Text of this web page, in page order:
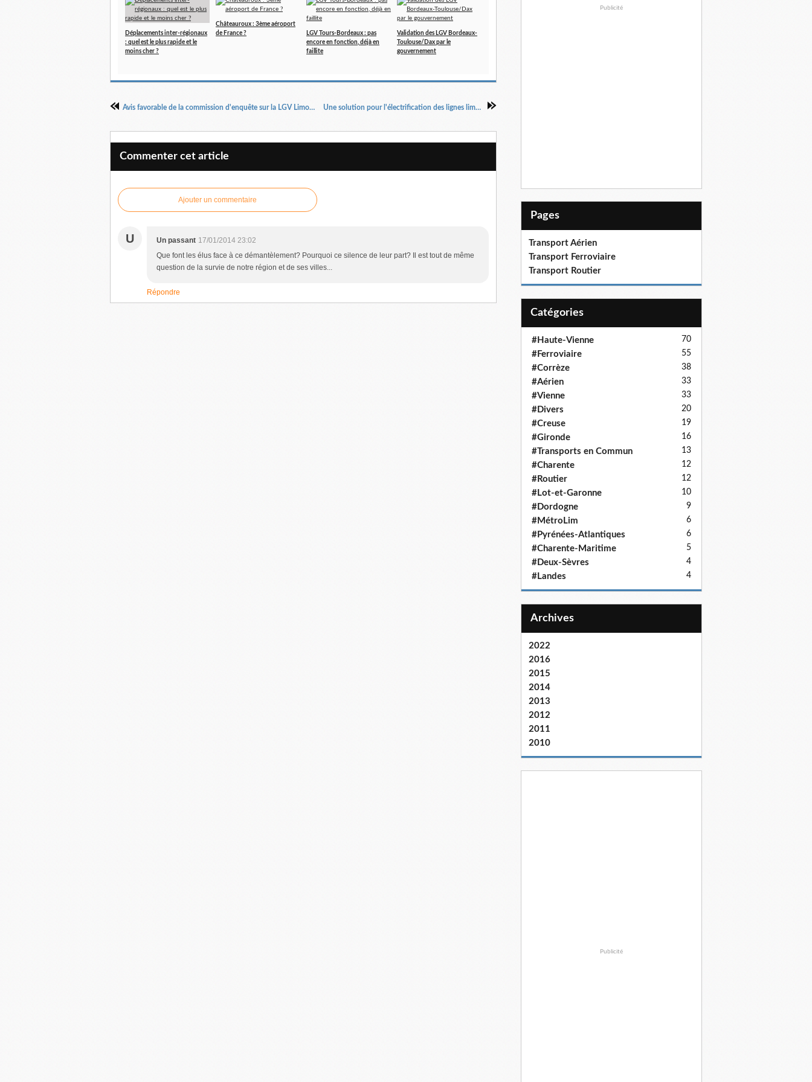
Déplacements inter-régionaux
: quel est le plus rapide et le
moins cher ?
Châteauroux : 3ème aéroport
de France ?
LGV Tours-Bordeaux : pas
encore en fonction, déjà en
faillite
Validation des LGV Bordeaux-
Toulouse/Dax par le
gouvernement
Avis favorable de la commission d'enquête sur la LGV Limoges-Poitiers Une solution pour l'électrification des lignes limougeaudes
Commenter cet article
Ajouter un commentaire
U Un passant 17/01/2014 23:02
Que font les élus face à ce démantèlement? Pourquoi ce silence de leur part? Il est tout de même
question de la survie de notre région et de ses villes...
Répondre
Publicité
Pages
Transport Aérien
Transport Ferroviaire
Transport Routier
Catégories
#Haute-Vienne 70
#Ferroviaire 55
#Corrèze 38
#Aérien 33
#Vienne 33
#Divers 20
#Creuse 19
#Gironde 16
#Transports en Commun 13
#Charente 12
#Routier 12
#Lot-et-Garonne 10
#Dordogne 9
#MétroLim 6
#Pyrénées-Atlantiques 6
#Charente-Maritime 5
#Deux-Sèvres 4
#Landes 4
Archives
2022
2016
2015
2014
2013
2012
2011
2010
Publicité